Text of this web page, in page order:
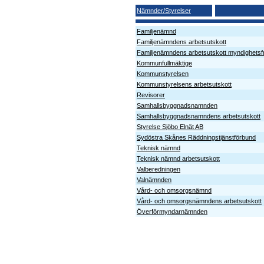
Nämnder/Styrelser
Familjenämnd
Familjenämndens arbetsutskott
Familjenämndens arbetsutskott
Kommunfullmäktige
Kommunstyrelsen
Kommunstyrelsens arbetsutskott
Revisorer
Samhallsbyggnadsnamnden
Samhallsbyggnadsnamndens arbetsutskott
Styrelse Sjöbo Elnät AB
Sydöstra Skånes Räddningstjänstförbund
Teknisk nämnd
Teknisk nämnd arbetsutskott
Valberedningen
Valnämnden
Vård- och omsorgsnämnd
Vård- och omsorgsnämndens arbetsutskott
Överförmyndarnämnden